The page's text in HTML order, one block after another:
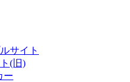
サイト
(旧)
ー